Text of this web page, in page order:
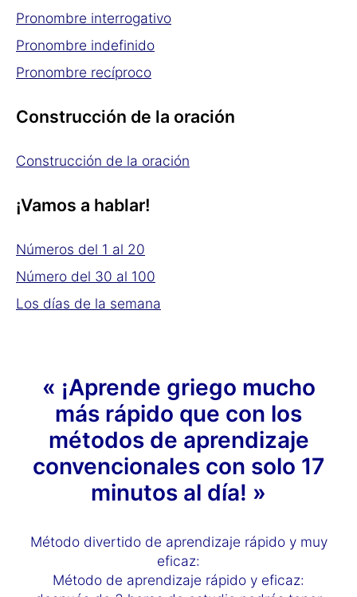
Pronombre interrogativo
Pronombre indefinido
Pronombre recíproco
Construcción de la oración
Construcción de la oración
¡Vamos a hablar!
Números del 1 al 20
Número del 30 al 100
Los días de la semana
« ¡Aprende griego mucho
más rápido que con los
métodos de aprendizaje
convencionales con solo 17
minutos al día! »
Método divertido de aprendizaje rápido y muy
eficaz:
Método de aprendizaje rápido y eficaz: